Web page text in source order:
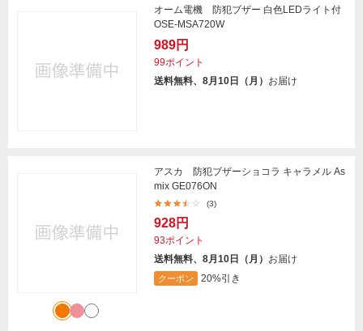
オーム電機 防犯ブザー 白色LEDライト付
OSE-MSA720W
989円
99ポイント
送料無料、8月10日（月） お届け
アスカ 防犯ブザーショコラ キャラメル As
mix GE076ON
(3)
928円
93ポイント
送料無料、8月10日（月） お届け
クーポン 20%引き